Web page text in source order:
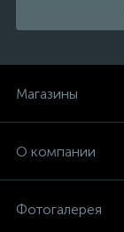
Магазины
О компании
Фотогалерея